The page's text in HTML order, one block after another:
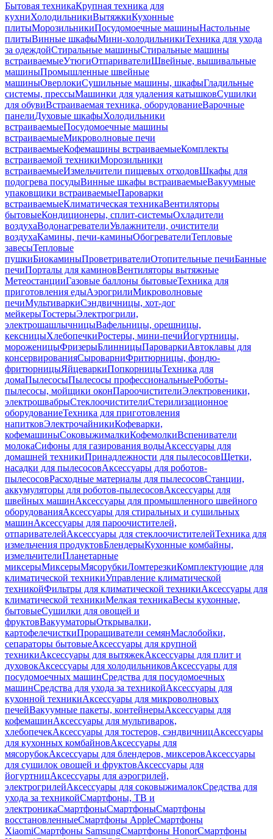
Бытовая техникаКрупная техника для
кухниХолодильникиВытяжкиКухонные
плитыМорозильникиПосудомоечные машиныНастольные
плитыВинные шкафыМини-холодильникиТехника для ухода
за одеждойСтиральные машиныСтиральные машины
встраиваемыеУтюгиОтпаривателиШвейные, вышивальные
машиныПромышленные швейные
машиныОверлокиСушильные машины, шкафыГладильные
системы, прессыМашинки для удаления катышковСушилки
для обувиВстраиваемая техника, оборудованиеВарочные
панелиДуховые шкафыХолодильники
встраиваемыеПосудомоечные машины
встраиваемыеМикроволновые печи
встраиваемыеКофемашины встраиваемыеКомплекты
встраиваемой техникиМорозильники
встраиваемыеИзмельчители пищевых отходовШкафы для
подогрева посудыВинные шкафы встраиваемыеВакуумные
упаковщики встраиваемыеПароварки
встраиваемыеКлиматическая техникаВентиляторы
бытовыеКондиционеры, сплит-системыОхладители
воздухаВодонагревателиУвлажнители, очистители
воздухаКамины, печи-каминыОбогревателиТепловые
завесыТепловые
пушкиБиокаминыПроветривателиОтопительные печиБанные
печиПорталы для каминовВентиляторы вытяжные
МетеостанцииГазовые баллоны бытовыеТехника для
приготовления едыАэрогрилиМикроволновые
печиМультиваркиСэндвичницы, хот-дог
мейкерыТостерыЭлектрогрили,
электрошашлычницыВафельницы, орешницы,
кексницыХлебопечкиРостеры, мини-печиЙогуртницы,
мороженицыФризерыБлинницыПароваркиАвтоклавы для
консервированияСыроварниФритюрницы, фондю-
фритюрницыЯйцеваркиПопкорницыТехника для
домаПылесосыПылесосы профессиональныеРоботы-
пылесосы, мойщики оконПароочистителиЭлектровеники,
электрошвабрыСтеклоочистителиСтерилизационное
оборудованиеТехника для приготовления
напитковЭлектрочайникиКофеварки,
кофемашиныСоковыжималкиКофемолкиВспениватели
молокаСифоны для газирования водыАксессуары для
домашней техникиПринадлежности для пылесосовЩетки,
насадки для пылесосовАксессуары для роботов-
пылесосовРасходные материалы для пылесосовСтанции,
аккумуляторы для роботов-пылесосовАксессуары для
швейных машинАксессуары для промышленного швейного
оборудованияАксессуары для стиральных и сушильных
машинАксессуары для пароочистителей,
отпаривателейАксессуары для стеклоочистителейТехника для
измельчения продуктовБлендерыКухонные комбайны,
измельчителиПланетарные
миксерыМиксерыМясорубкиЛомтерезкиКомплектующие для
климатической техникиУправление климатической
техникойФильтры для климатической техникиАксессуары для
климатической техникиМелкая техникаВесы кухонные,
бытовыеСушилки для овощей и
фруктовВакууматорыОткрывалки,
картофелечисткиПроращиватели семянМаслобойки,
сепараторы бытовыеАксессуары для крупной
техникиАксессуары для вытяжекАксессуары для плит и
духовокАксессуары для холодильниковАксессуары для
посудомоечных машинСредства для посудомоечных
машинСредства для ухода за техникойАксессуары для
кухонной техникиАксессуары для микроволновых
печейВакуумные пакеты, контейнерыАксессуары для
кофемашинАксессуары для мультиварок,
хлебопечекАксессуары для тостеров, сэндвичницАксессуары
для кухонных комбайновАксессуары для
мясорубокАксессуары для блендеров, миксеровАксессуары
для сушилок овощей и фруктовАксессуары для
йогуртницАксессуары для аэрогрилей,
электрогрилейАксессуары для соковыжималокСредства для
ухода за техникойСмартфоны, ТВ и
электроникаСмартфоныСмартфоныСмартфоны
восстановленныеСмартфоны AppleСмартфоны
XiaomiСмартфоны SamsungСмартфоны HonorСмартфоны